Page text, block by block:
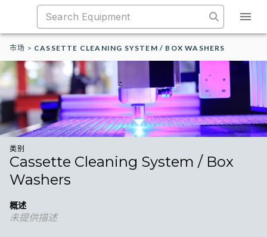
市场 > CASSETTE CLEANING SYSTEM / BOX WASHERS
类别
Cassette Cleaning System / Box
Washers
概述
未提供描述